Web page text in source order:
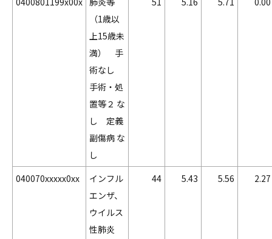
（1歳以
上15歳未
満） 手
術なし
手術・処
置等２ な
し 定義
副傷病 な
し
040070xxxxx0xx
インフル
エンザ、
ウイルス
性肺炎
44 5.43 5.56 2.27